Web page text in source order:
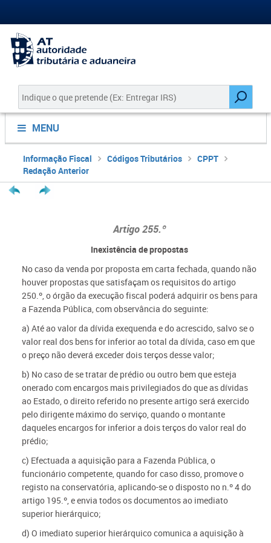
MENU
Informação Fiscal Códigos Tributários
CPPT
Redação Anterior
Artigo 255.º
Inexistência de propostas
No caso da venda por proposta em carta fechada, quando não
houver propostas que satisfaçam os requisitos do artigo
250.º, o órgão da execução fiscal poderá adquirir os bens para
a Fazenda Pública, com observância do seguinte:
a) Até ao valor da dívida exequenda e do acrescido, salvo se o
valor real dos bens for inferior ao total da dívida, caso em que
o preço não deverá exceder dois terços desse valor;
b) No caso de se tratar de prédio ou outro bem que esteja
onerado com encargos mais privilegiados do que as dívidas
ao Estado, o direito referido no presente artigo será exercido
pelo dirigente máximo do serviço, quando o montante
daqueles encargos for inferior a dois terços do valor real do
prédio;
c) Efectuada a aquisição para a Fazenda Pública, o
funcionário competente, quando for caso disso, promove o
registo na conservatória, aplicando-se o disposto no n.º 4 do
artigo 195.º, e envia todos os documentos ao imediato
superior hierárquico;
d) O imediato superior hierárquico comunica a aquisição à